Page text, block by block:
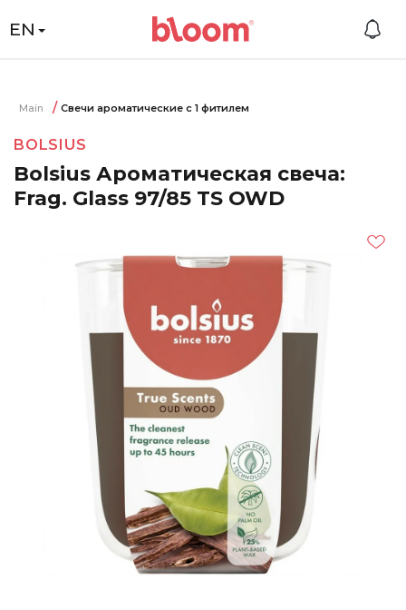
EN
Main Свечи ароматические с 1 фитилем
BOLSIUS
Bolsius Ароматическая свеча:
Frag. Glass 97/85 TS OWD